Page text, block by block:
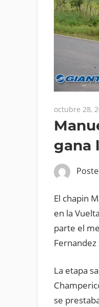
octubre 28,
gana
El chapin
en la
parte el
La etapa
se